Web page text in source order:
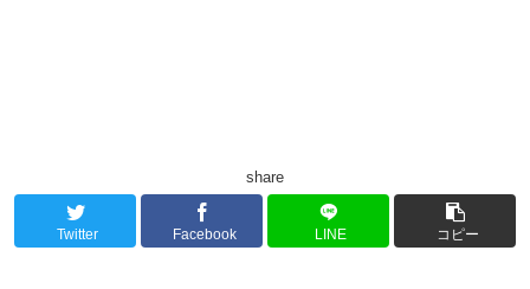
share
Twitter Facebook LINE コピー